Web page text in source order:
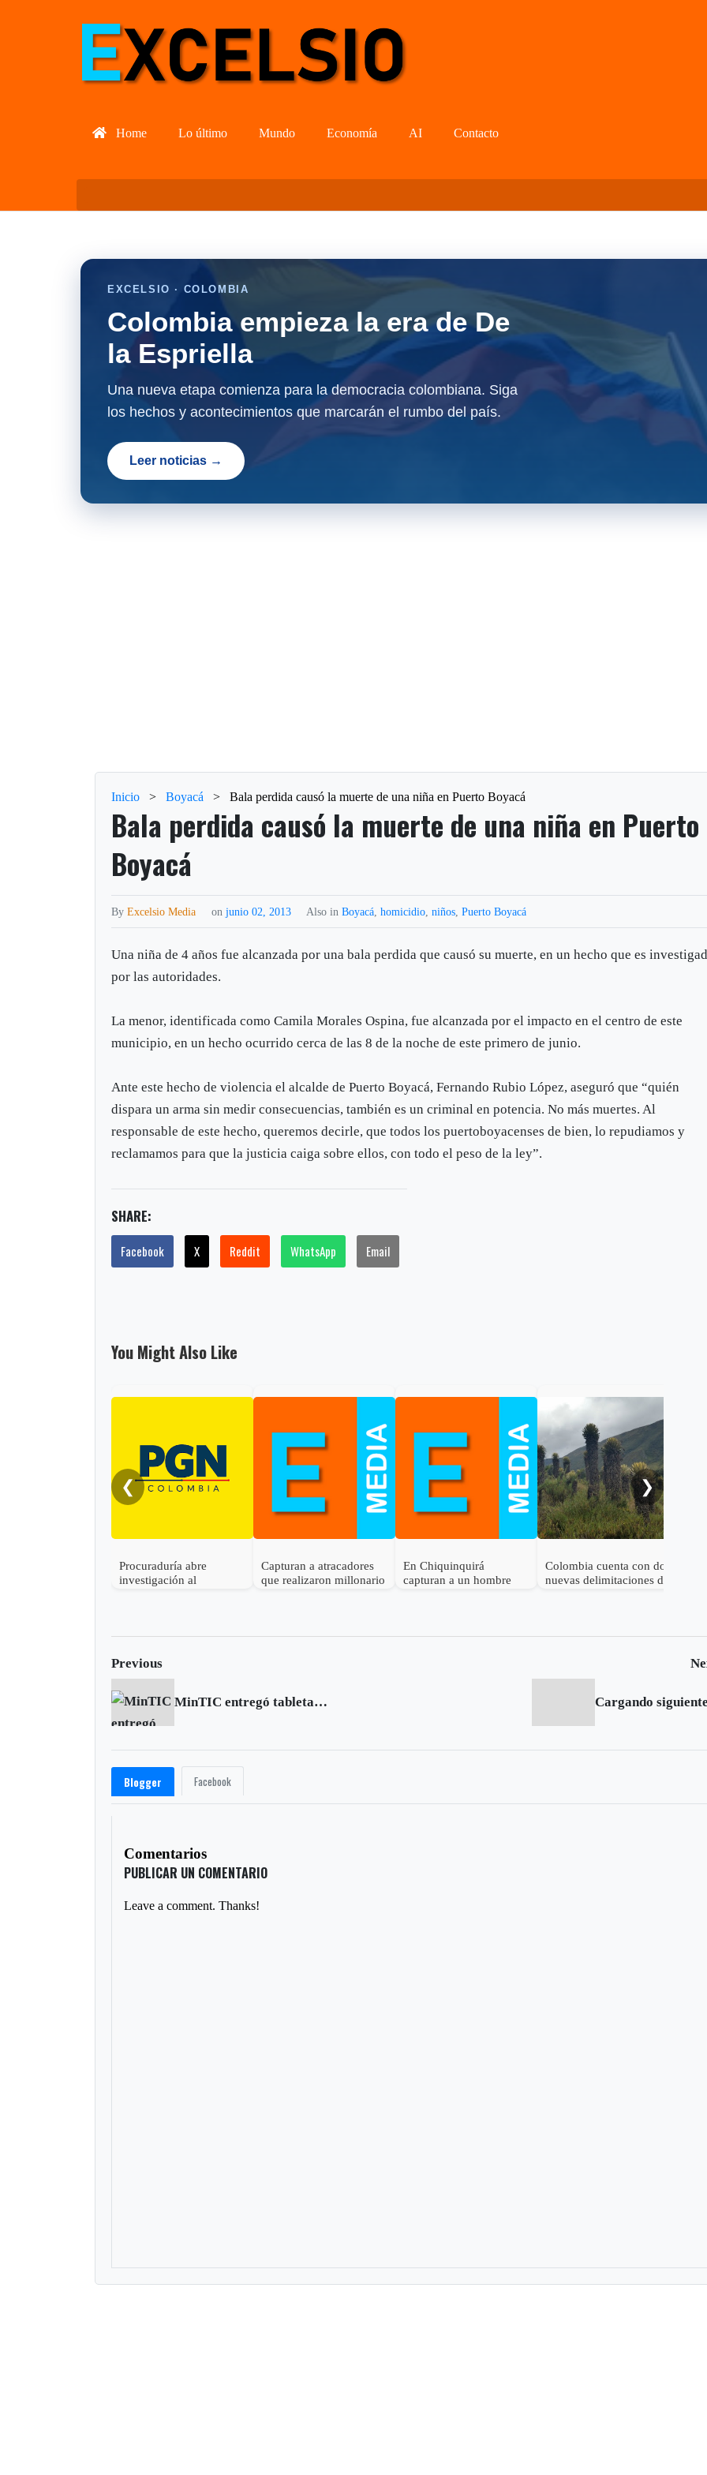
Home Lo último Mundo Economía AI Contacto
EXCELSIO · COLOMBIA
Colombia empieza la era de De
la Espriella
Una nueva etapa comienza para la democracia colombiana. Siga
los hechos y acontecimientos que marcarán el rumbo del país.
Leer noticias →
Inicio > Boyacá > Bala perdida causó la muerte de una niña en Puerto Boyacá
Bala perdida causó la muerte de una niña en Puerto
Boyacá
ByExcelsio Media onjunio 02, 2013 Also inBoyacá ,homicidio ,niños ,Puerto Boyacá
Una niña de 4 años fue alcanzada por una bala perdida que causó su muerte, en un hecho que es
por las autoridades.
La menor, identificada como Camila Morales Ospina, fue alcanzada por el impacto en el centro de este
municipio, en un hecho ocurrido cerca de las 8 de la noche de este primero de junio.
Ante este hecho de violencia el alcalde de Puerto Boyacá, Fernando Rubio López, aseguró que “quién
dispara un arma sin medir consecuencias, también es un criminal en potencia. No más muertes. Al
responsable de este hecho, queremos decirle, que todos los puertoboyacenses de bien, lo repudiamos y
reclamamos para que la justicia caiga sobre ellos, con todo el peso de la ley”.
SHARE:
Facebook X Reddit WhatsApp Email
You Might Also Like
❮
Procuraduría abre
investigación al
política
Capturan a atracadores
que realizaron millonario
En Chiquinquirá
capturan a un hombre
Colombia cuenta con dos
nuevas delimitaciones de
❯
Previous
MinTIC entregó tabletas a niños de Ramiriquí Cargando
Blogger Facebook
Comentarios
PUBLICAR UN COMENTARIO
Leave a comment. Thanks!